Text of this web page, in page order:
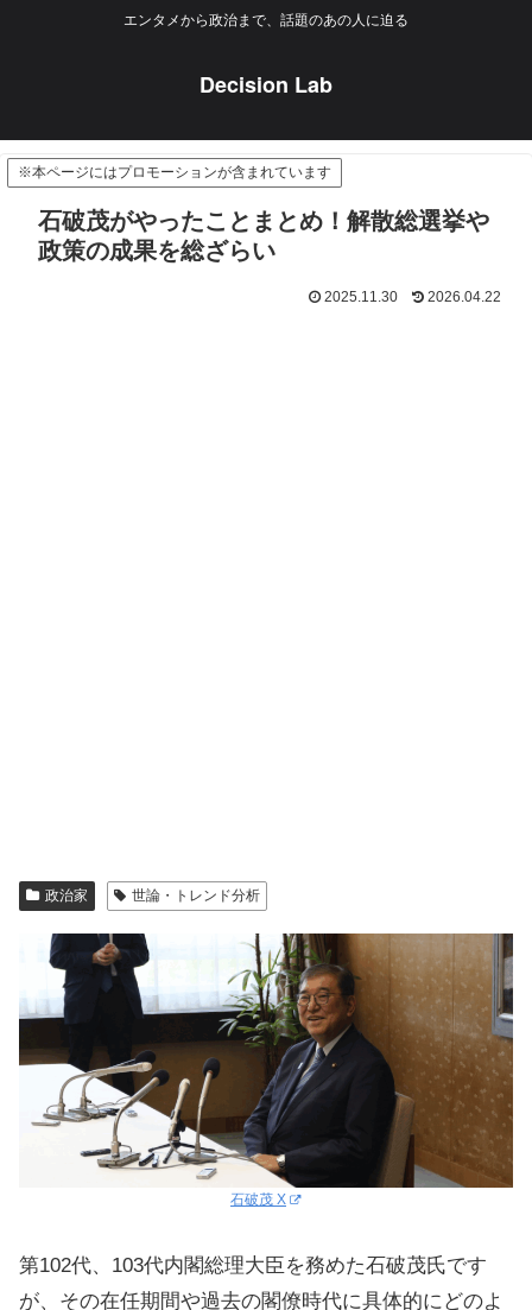
エンタメから政治まで、話題のあの人に迫る
Decision Lab
※本ページにはプロモーションが含まれています
石破茂がやったことまとめ！解散総選挙や
政策の成果を総ざらい
2025.11.30 2026.04.22
政治家 世論・トレンド分析
石破茂 X
第102代、103代内閣総理大臣を務めた石破茂氏です
が、その在任期間や過去の閣僚時代に具体的にどのよ